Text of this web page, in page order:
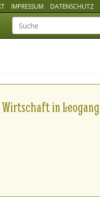
IMPRESSUM DATENSCHUTZ
Suchbegriff
in Leogang